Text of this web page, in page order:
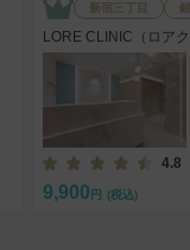
新宿三丁目
LORE CLINIC（ロア
4.8
9,900 円 (税込)